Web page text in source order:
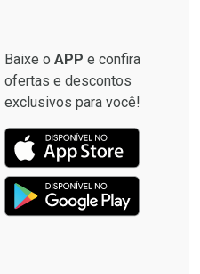
Baixe o APP e confira
ofertas e descontos
exclusivos para você!